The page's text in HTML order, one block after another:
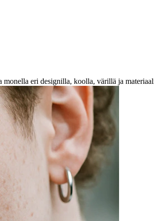
eri designilla, koolla, värillä ja